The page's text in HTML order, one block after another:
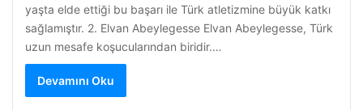
yaşta elde ettiği bu başarı ile Türk atletizmine büyük katkı
sağlamıştır. 2. Elvan Abeylegesse Elvan Abeylegesse, Türk
uzun mesafe koşucularından biridir.…
Devamını Oku